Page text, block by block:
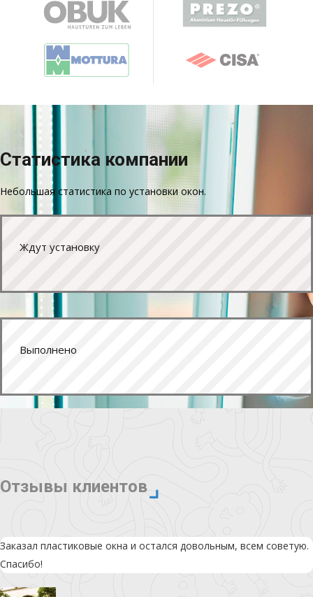
Статистика компании
Небольшая статистика по установки окон.
Ждут установку
Выполнено
Отзывы клиентов
Заказал пластиковые окна и остался довольным, всем советую.
Спасибо!